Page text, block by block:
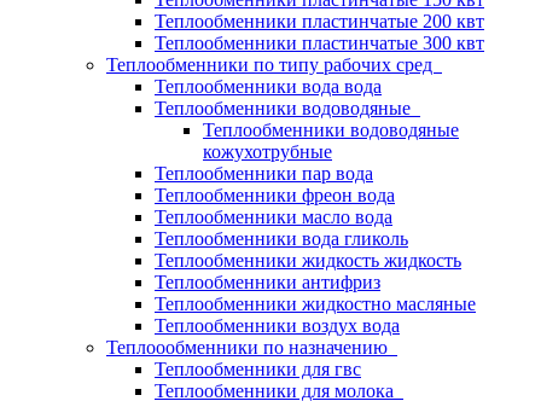
Теплообменники пластинчатые 200 квт
Теплообменники пластинчатые 300 квт
Теплообменники по типу рабочих сред
Теплообменники вода вода
Теплообменники водоводяные
Теплообменники водоводяные
кожухотрубные
Теплообменники пар вода
Теплообменники фреон вода
Теплообменники масло вода
Теплообменники вода гликоль
Теплообменники жидкость жидкость
Теплообменники антифриз
Теплообменники жидкостно масляные
Теплообменники воздух вода
Теплоообменники по назначению
Теплообменники для гвс
Теплообменники для молока